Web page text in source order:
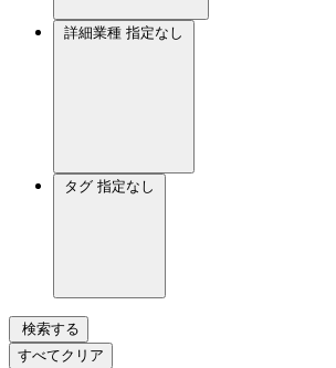
詳細業種 指定なし
タグ 指定なし
検索する
すべてクリア